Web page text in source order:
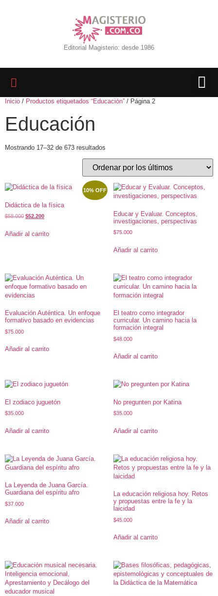
Editorial Magisterio: desde 1986
Inicio / Productos etiquetados “Educación” / Página 2
Educación
Mostrando 17–32 de 673 resultados
10% OFF
Didáctica de la física
$58.000 $52.200
Añadir al carrito
Educar y Evaluar. Conceptos,
investigaciones, perspectivas
$75.000
Añadir al carrito
Evaluación Auténtica. Un enfoque
formativo basado en evidencias
$75.000
Añadir al carrito
El teatro como integrador
curricular. Un camino hacia la
formación integral
$48.000
Añadir al carrito
El zodiaco juguetón
$35.000
Añadir al carrito
No pregunten por Katina
$35.000
Añadir al carrito
La Leyenda de Juana García.
Guardiana del espíritu afro
$37.000
Añadir al carrito
La educación religiosa hoy. Retos
y propuestas entre la fe y la
laicidad
$45.000
Añadir al carrito